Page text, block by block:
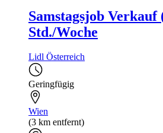
Samstagsjob Verkauf
Std./Woche
Lidl Österreich
Geringfügig
Wien
(3 km entfernt)